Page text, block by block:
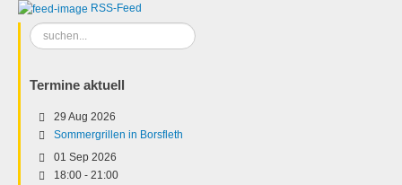
RSS-Feed
Suchen
...
Termine aktuell
29 Aug 2026
Sommergrillen in Borsfleth
01 Sep 2026
18:00 - 21:00